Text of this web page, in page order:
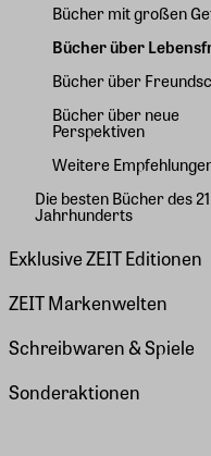
Bücher mit großen
Bücher über
Bücher über
Bücher über neue
Perspektiven
Weitere
Die besten Bücher des
Jahrhunderts
Exklusive ZEIT Editionen
ZEIT Markenwelten
Schreibwaren & Spiele
Sonderaktionen